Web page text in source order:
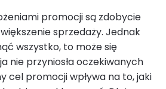
promocji są zdobycie
sprzedaży. Jednak
wszystko, to może się
nie przyniosła oczekiwanych
cel promocji wpływa na to, jaki